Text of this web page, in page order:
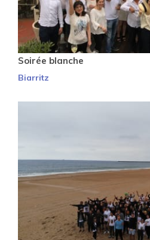
Soirée blanche
Biarritz